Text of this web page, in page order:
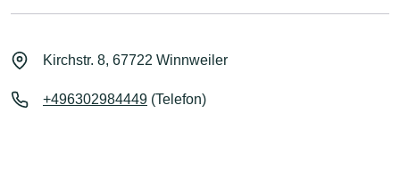
Kirchstr. 8, 67722 Winnweiler
+496302984449 (Telefon)